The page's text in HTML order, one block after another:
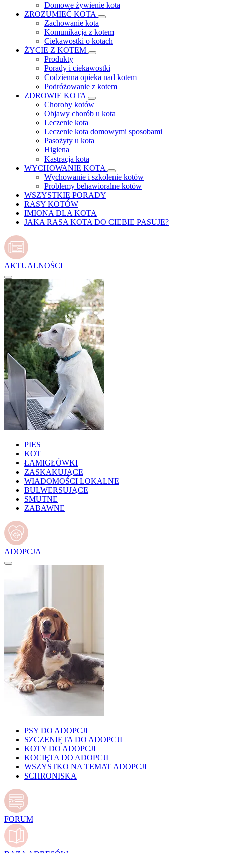
Domowe żywienie kota
ZROZUMIEĆ KOTA
Zachowanie kota
Komunikacja z kotem
Ciekawostki o kotach
ŻYCIE Z KOTEM
Produkty
Porady i ciekawostki
Codzienna opieka nad kotem
Podróżowanie z kotem
ZDROWIE KOTA
Choroby kotów
Objawy chorób u kota
Leczenie kota
Leczenie kota domowymi sposobami
Pasożyty u kota
Higiena
Kastracja kota
WYCHOWANIE KOTA
Wychowanie i szkolenie kotów
Problemy behawioralne kotów
WSZYSTKIE PORADY
RASY KOTÓW
IMIONA DLA KOTA
JAKA RASA KOTA DO CIEBIE PASUJE?
AKTUALNOŚCI
PIES
KOT
ŁAMIGŁÓWKI
ZASKAKUJĄCE
WIADOMOŚCI LOKALNE
BULWERSUJĄCE
SMUTNE
ZABAWNE
ADOPCJA
PSY DO ADOPCJI
SZCZENIĘTA DO ADOPCJI
KOTY DO ADOPCJI
KOCIĘTA DO ADOPCJI
WSZYSTKO NA TEMAT ADOPCJI
SCHRONISKA
FORUM